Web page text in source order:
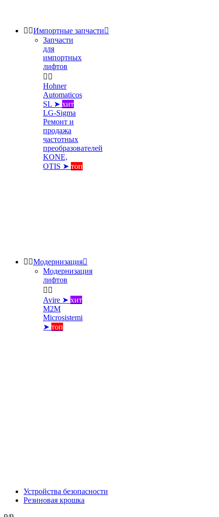
 Импортные запчасти
Запчасти
для
импортных
лифтов
 
Hohner
Automaticos
SL ➤ хит
LG-Sigma
Ремонт и
продажа
частотных
преобразователей
KONE,
OTIS ➤ топ
 Модернизация
Модернизация
лифтов
 
Avire ➤ хит
M2M
Microsistemi
➤ топ
Устройства безопасности
Резиновая крошка